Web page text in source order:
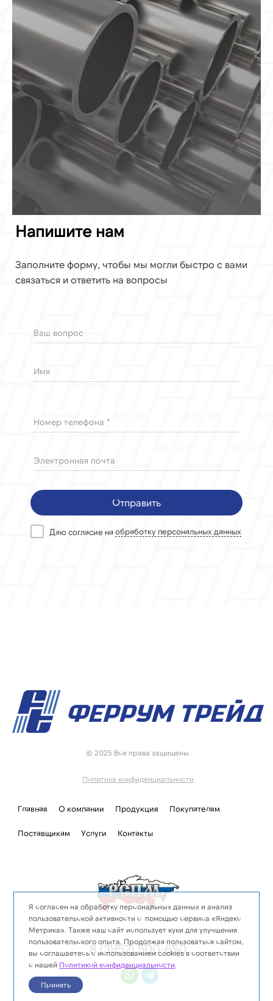
Напишите нам
Заполните форму, чтобы мы могли быстро с вами
связаться и ответить на вопросы
Ваш вопрос
Имя
Номер телефона *
Электронная почта
Отправить
Даю согласие на обработку персональных данных
© 2025 Все права защищены.
Политика конфиденциальности
Главная О компании Продукция Покупателям
Поставщикам Услуги Контакты
8 (3952) 500-650
Я согласен на обработку персональных данных и анализ
пользовательской активности с помощью сервиса «Яндекс
Метрика». Также наш сайт использует куки для улучшения
пользовательского опыта. Продолжая пользоваться сайтом,
вы соглашаетесь с использованием cookies в соответствии
с нашей Политикой конфиденциальности.
Принять